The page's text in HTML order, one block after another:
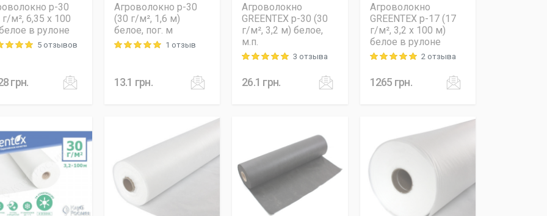
p-30
г/м², 6,35 x 100
в рулоне
5 out of 55 отзывов
грн.
Агроволокно p-30
(30 г/м², 1,6 м)
белое, пог. м
Rating: 5 out of 51 отзыв
13.1 грн.
Агроволокно
GREENTEX p-30 (30
г/м², 3,2 м) белое,
м.п.
Rating: 5 out of 53 отзыва
26.1 грн.
Агроволокно
GREENTEX p-17 (17
г/м², 3,2 x 100 м)
белое в рулоне
Rating: 5 out of 52 отзыва
1265 грн.